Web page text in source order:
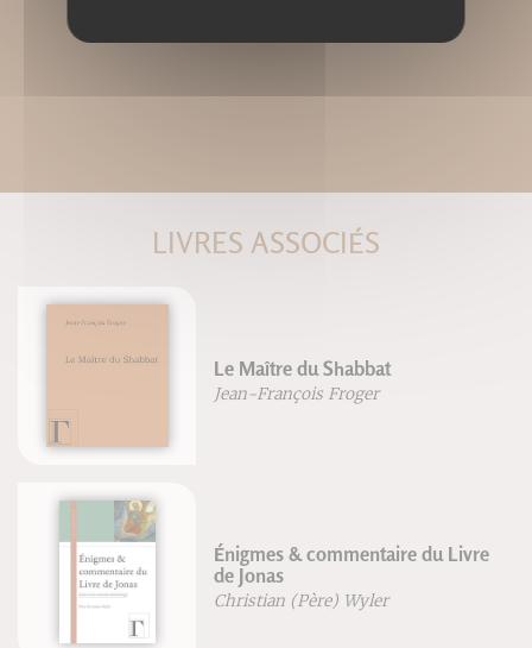
LIVRES ASSOCIÉS
Le Maître du Shabbat
Jean-François Froger
Énigmes & commentaire du Livre
de Jonas
Christian (Père) Wyler